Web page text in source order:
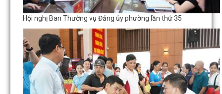
Hội nghị Ban Thường vụ Đảng ủy phường lần thứ 35